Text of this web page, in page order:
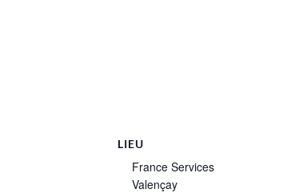
LIEU
France Services
Valençay